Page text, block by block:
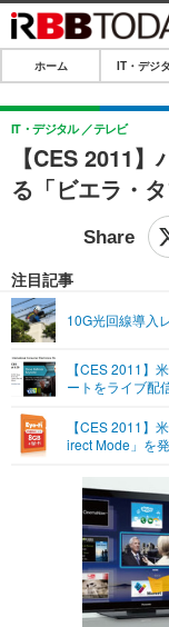
ホーム
IT・デジタル
IT・デジタル
ショッピング
SPEED TEST
エンタメTOP
グラビア
ショッピング
ライフTOP
その他
リリース一覧
プッシュ通知の停止
ホーム IT・デジ
【CES 2011
る「ビエラ・
IT・デジタル テレビ
注目記事
10G光回線導入
【CES 2011】
ートをライブ配
【CES 2011】
irect Mode」を